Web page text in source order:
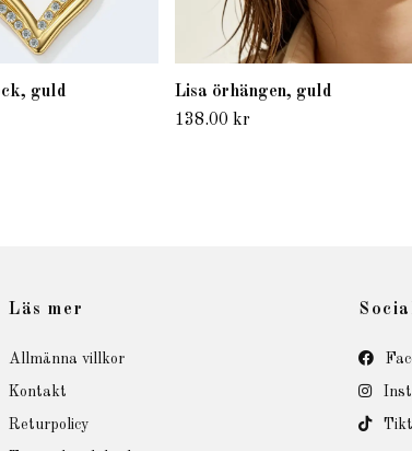
guld
Lisa örhängen, guld
138.00 kr
Läs mer
Allmänna villkor
Kontakt
Returpolicy